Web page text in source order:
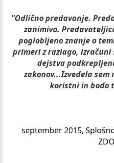
"Odlično predavanje.
zanimivo.
poglobljeno znanje o
primeri z razlago,
dejstva
zakonov...Izvedela
koristni in bodo
september 2015,